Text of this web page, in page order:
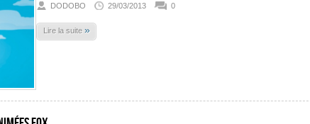
DODOBO 29/03/2013 0
Lire la suite »